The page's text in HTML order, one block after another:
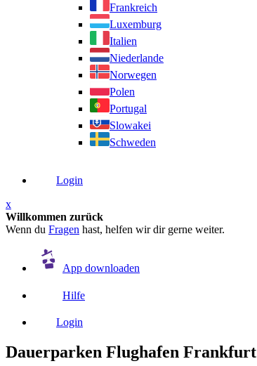
Frankreich
Luxemburg
Italien
Niederlande
Norwegen
Polen
Portugal
Slowakei
Schweden
Login
x
Willkommen zurück
Wenn du Fragen hast, helfen wir dir gerne weiter.
App downloaden
Hilfe
Login
Dauerparken Flughafen Frankfurt